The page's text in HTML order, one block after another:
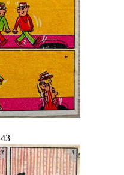
43